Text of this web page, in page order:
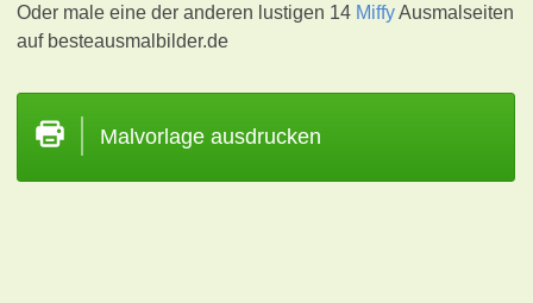
Oder male eine der anderen lustigen 14 MiffyAusmalseiten
auf besteausmalbilder.de
Malvorlage ausdrucken